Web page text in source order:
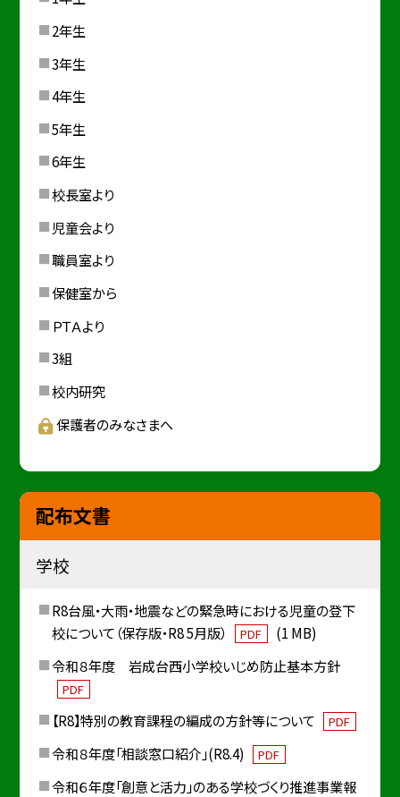
2年生
3年生
4年生
5年生
6年生
校長室より
児童会より
職員室より
保健室から
ＰＴＡより
3組
校内研究
保護者のみなさまへ
配布文書
学校
R8台風・大雨・地震などの緊急時における児童の登下
校について（保存版・R8 5月版）
PDF
(1 MB)
令和８年度 岩成台西小学校いじめ防止基本方針
PDF
【R8】特別の教育課程の編成の方針等について PDF
令和８年度「相談窓口紹介」(R8.4) PDF
令和６年度「創意と活力」のある学校づくり推進事業報